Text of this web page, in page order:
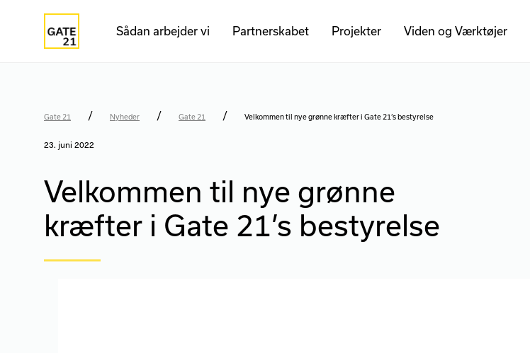
Sådan arbejder vi Partnerskabet Projekter Viden og Værktøjer
Gate 21 / Nyheder / Gate 21 / Velkommen til nye grønne kræfter i Gate 21’s bestyrelse
23. juni 2022
Velkommen til nye grønne
kræfter i Gate 21’s bestyrelse